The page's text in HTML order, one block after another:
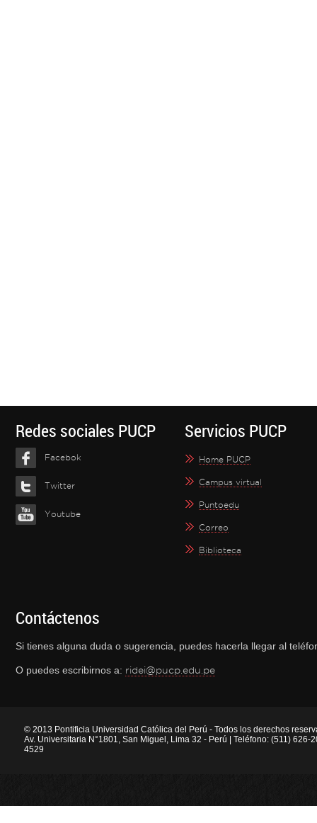
Redes sociales PUCP
Facebok
Twitter
Youtube
Servicios PUCP
Home PUCP
Campus virtual
Puntoedu
Correo
Biblioteca
Contáctenos
Si tienes alguna duda o sugerencia, puedes hacerla llegar al
O puedes escribirnos a: ridei@pucp.edu.pe
© 2013 Pontificia Universidad Católica del Perú - Todos los derechos
Av. Universitaria N°1801, San Miguel, Lima 32 - Perú | Teléfono: (511) 626-
4529